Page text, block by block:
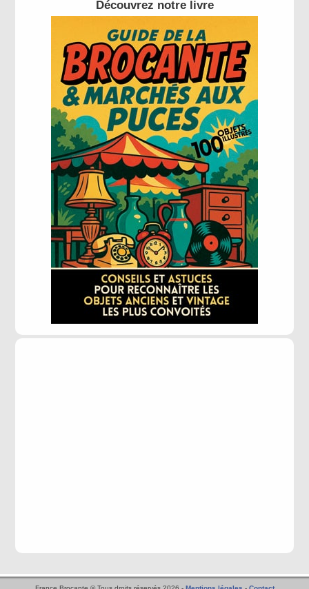
Découvrez notre livre